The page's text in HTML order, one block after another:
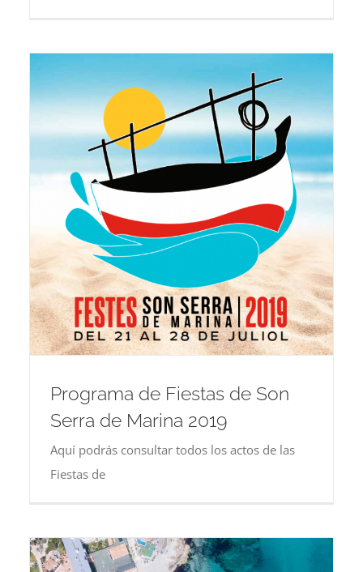
Programa de Fiestas de Son
Serra de Marina 2019
Aquí podrás consultar todos los actos de las
Fiestas de